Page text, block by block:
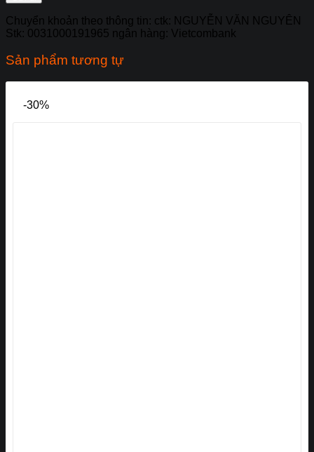
Chuyển khoản theo thông tin: ctk: NGUYỄN VĂN NGUYÊN
Stk: 0031000191965 ngân hàng: Vietcombank
Sản phẩm tương tự
-30%